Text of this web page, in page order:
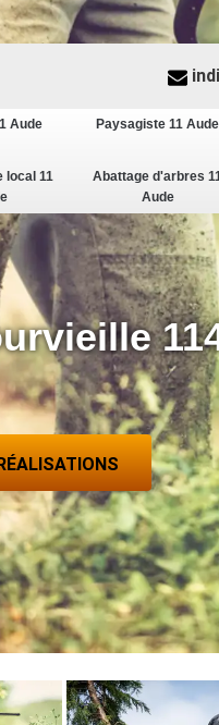
Aude Paysagiste 11 Aude
local 11
Abattage d'arbres
Aude